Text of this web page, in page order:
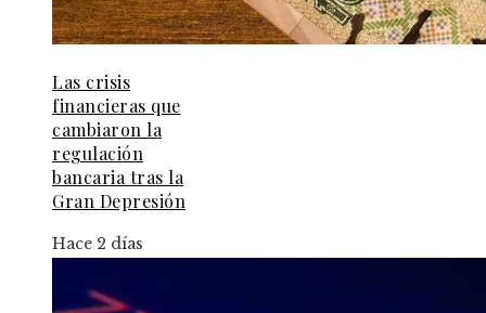
Las crisis
financieras que
cambiaron la
regulación
bancaria tras la
Gran Depresión
Hace 2 días